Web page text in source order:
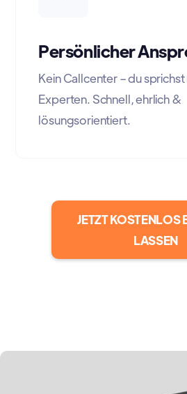
Persönlicher
Kein Callcenter – du
Experten. Schnell, ehrlich &
lösungsorientiert.
JETZT KOSTENLOS
LASSEN